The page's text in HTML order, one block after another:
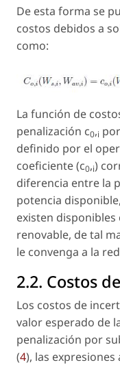
De esta forma se
costos debidos a
como:
La función de
penalización c0,i
definido por el
coeficiente (c0,i)
diferencia entre la
potencia
existen
renovable, de tal
le convenga a la
2.2. Costos
Los costos de
valor esperado de
penalización por
(4), las